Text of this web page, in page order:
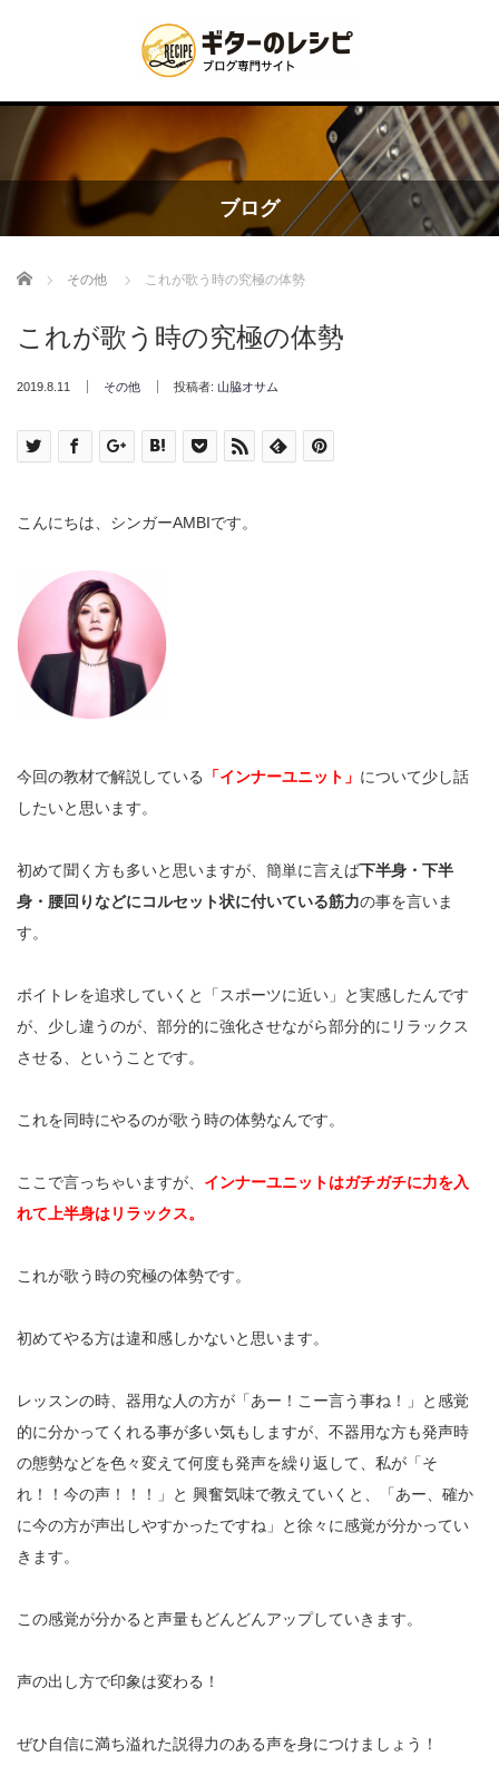
ブログ
Home その他 これが歌う時の究極の体勢
これが歌う時の究極の体勢
2019.8.11 その他 投稿者: 山脇オサム
こんにちは、シンガーAMBIです。
今回の教材で解説している 「インナーユニット」 について少し話
したいと思います。
初めて聞く方も多いと思いますが、簡単に言えば下半身・下半
身・腰回りなどにコルセット状に付いている筋力の事を言いま
す。
ボイトレを追求していくと「スポーツに近い」と実感したんです
が、少し違うのが、部分的に強化させながら部分的にリラックス
させる、ということです。
これを同時にやるのが歌う時の体勢なんです。
ここで言っちゃいますが、 インナーユニットはガチガチに力を入
れて上半身はリラックス。
これが歌う時の究極の体勢です。
初めてやる方は違和感しかないと思います。
レッスンの時、器用な人の方が「あー！こー言う事ね！」と感覚
的に分かってくれる事が多い気もしますが、不器用な方も発声時
の態勢などを色々変えて何度も発声を繰り返して、私が「そ
れ！！今の声！！！」と 興奮気味で教えていくと、「あー、確か
に今の方が声出しやすかったですね」と徐々に感覚が分かってい
きます。
この感覚が分かると声量もどんどんアップしていきます。
声の出し方で印象は変わる！
ぜひ自信に満ち溢れた説得力のある声を身につけましょう！